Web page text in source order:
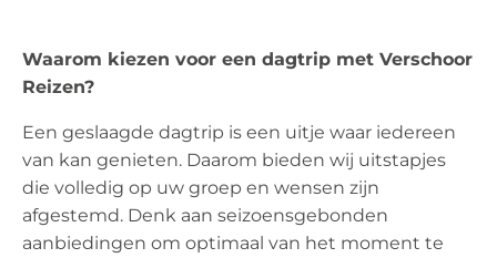
Waarom kiezen voor een dagtrip met Verschoor
Reizen?
Een geslaagde dagtrip is een uitje waar iedereen
van kan genieten. Daarom bieden wij uitstapjes
die volledig op uw groep en wensen zijn
afgestemd. Denk aan seizoensgebonden
aanbiedingen om optimaal van het moment te